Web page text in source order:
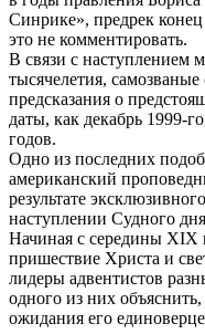
Синрике», предрек
это не комментировать.
В связи с наступлением
тысячелетия,
предсказания о
даты, как декабрь 1999-
годов.
Одно из последних
американский
результате
наступлении Судного
Начиная с середины XIX
пришествие Христа и
лидеры адвентистов
одного из них
ожидания его